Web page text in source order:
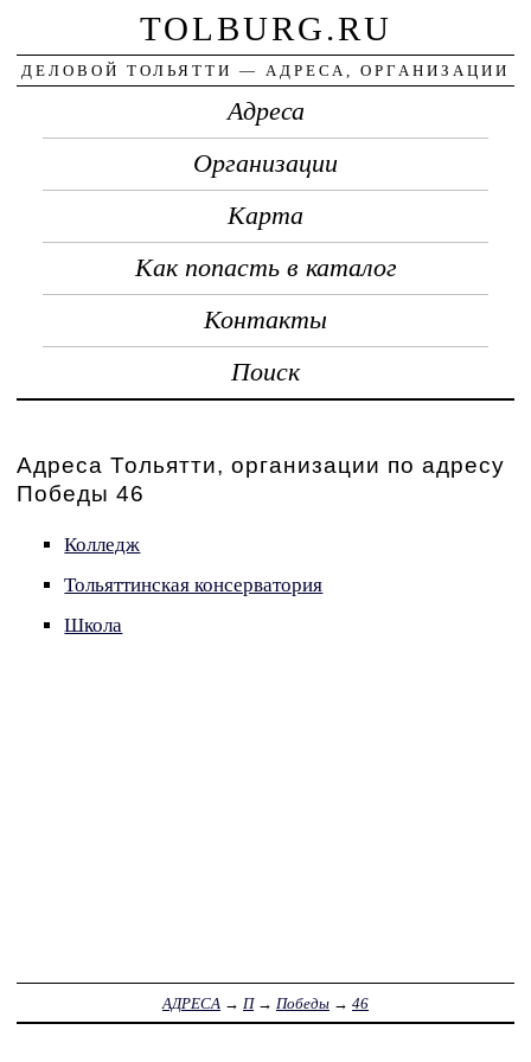
TOLBURG.RU
ДЕЛОВОЙ ТОЛЬЯТТИ — АДРЕСА, ОРГАНИЗАЦИИ
Адреса
Организации
Карта
Как попасть в каталог
Контакты
Поиск
Адреса Тольятти, организации по адресу
Победы 46
Колледж
Тольяттинская консерватория
Школа
АДРЕСА → П→ Победы → 46